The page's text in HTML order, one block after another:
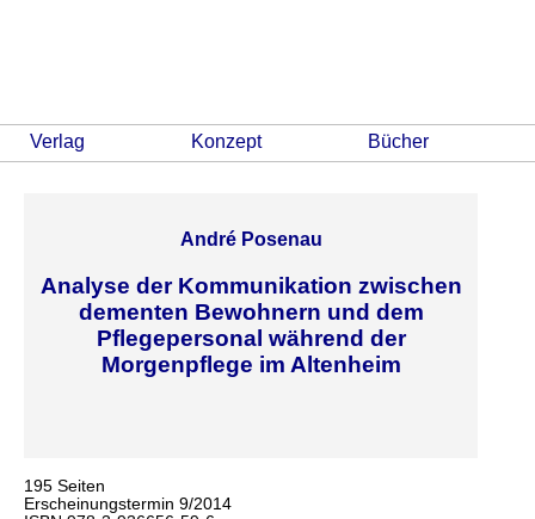
Verlag Konzept Bücher
André Posenau
Analyse der Kommunikation zwischen
dementen Bewohnern und dem
Pflegepersonal während der
Morgenpflege im Altenheim
195 Seiten
Erscheinungstermin 9/2014